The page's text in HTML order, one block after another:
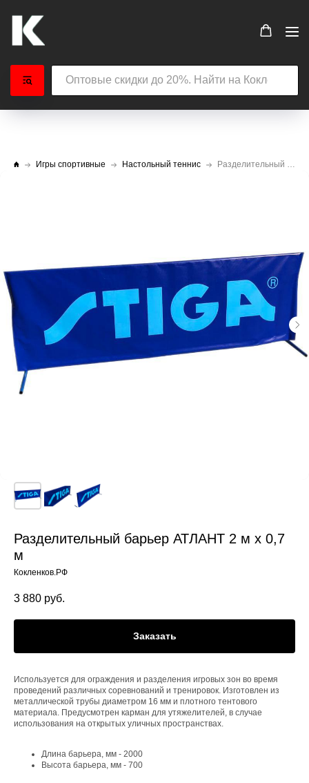
Игры спортивные Настольный теннис
Разделительный барьер АТЛАНТ 2 м x 0,7
м
Кокленков.РФ
3 880 руб.
Заказать
Используется для ограждения и разделения игровых зон во время
проведений различных соревнований и тренировок. Изготовлен из
металлической трубы диаметром 16 мм и плотного тентового
материала. Предусмотрен карман для утяжелителей, в случае
использования на открытых уличных пространствах.
Длина барьера, мм - 2000
Высота барьера, мм - 700